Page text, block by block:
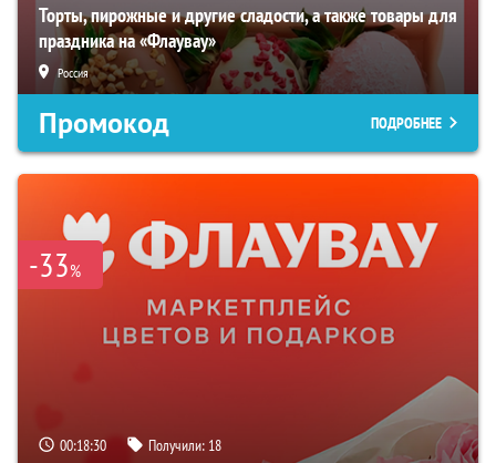
Торты, пирожные и другие сладости, а также товары для
праздника на «Флаувау»
Россия
Промокод ПОДРОБНЕЕ
-33%
00:18:29 Получили: 18